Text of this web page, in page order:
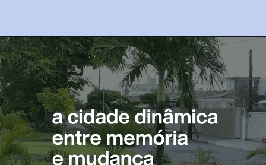
Opening